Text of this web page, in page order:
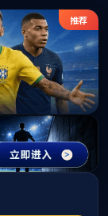
师资力量